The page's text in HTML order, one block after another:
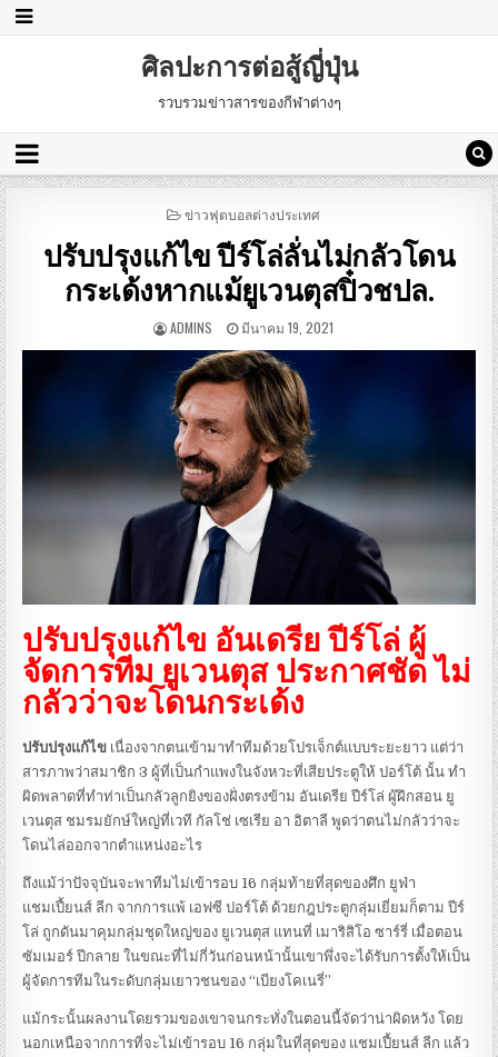
ศิลปะการต่อสู้ญี่ปุ่น
รวบรวมข่าวสารของกีฬาต่างๆ
POSTED
ข่าวฟุตบอลต่างประเทศ
ปรับปรุงแก้ไข ปีร์โล่ลั่นไม่กลัวโดน
กระเด้งหากแม้ยูเวนตุสปิ๋วชปล.
ADMINS มีนาคม 19, 2021
ปรับปรุงแก้ไข อันเดรีย ปีร์โล่ ผู้
จัดการทีม ยูเวนตุส ประกาศชัด ไม่
กลัวว่าจะโดนกระเด้ง
ปรับปรุงแก้ไข เนื่องจากตนเข้ามาทำทีมด้วยโปรเจ็กต์แบบระยะยาว แต่ว่า
สารภาพว่าสมาชิก 3 ผู้ที่เป็นกำแพงในจังหวะที่เสียประตูให้ ปอร์โต้ นั้น ทำ
ผิดพลาดที่ทำท่าเป็นกลัวลูกยิงของฝั่งตรงข้าม อันเดรีย ปีร์โล่ ผู้ฝึกสอน ยู
เวนตุส ชมรมยักษ์ใหญ่ที่เวที กัลโช่ เซเรีย อา อิตาลี พูดว่าตนไม่กลัวว่าจะ
โดนไล่ออกจากตำแหน่งอะไร
ถึงแม้ว่าปัจจุบันจะพาทีมไม่เข้ารอบ 16 กลุ่มท้ายที่สุดของศึก ยูฟ่า
แชมเปี้ยนส์ ลีก จากการแพ้ เอฟซี ปอร์โต้ ด้วยกฎประตูกลุ่มเยี่ยมก็ตาม ปีร์
โล่ ถูกดันมาคุมกลุ่มชุดใหญ่ของ ยูเวนตุส แทนที่ เมาริสิโอ ซาร์รี่ เมื่อตอน
ซัมเมอร์ ปีกลาย ในขณะที่ไม่กี่วันก่อนหน้านั้นเขาพึ่งจะได้รับการตั้งให้เป็น
ผู้จัดการทีมในระดับกลุ่มเยาวชนของ “เบียงโคเนรี่”
แม้กระนั้นผลงานโดยรวมของเขาจนกระทั่งในตอนนี้จัดว่าน่าผิดหวัง โดย
นอกเหนือจากการที่จะไม่เข้ารอบ 16 กลุ่มในที่สุดของ แชมเปี้ยนส์ ลีก แล้ว